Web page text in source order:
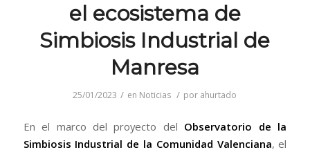
el ecosistema de
Simbiosis Industrial de
Manresa
25/01/2023 / en Noticias / por ahurtado
En el marco del proyecto del Observatorio de la
Simbiosis Industrial de la Comunidad Valenciana, el